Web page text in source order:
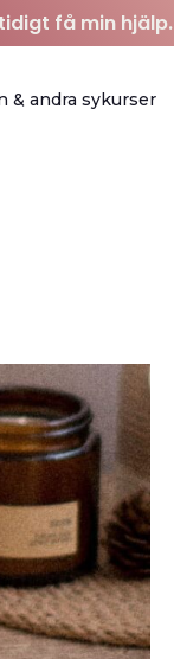
få min hjälp.
& andra sykurser